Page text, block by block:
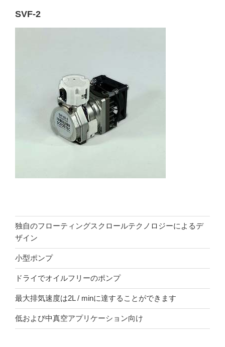
SVF-2
独自のフローティングスクロールテクノロジーによるデ
ザイン
小型ポンプ
ドライでオイルフリーのポンプ
最大排気速度は2L / minに達することができます
低および中真空アプリケーション向け